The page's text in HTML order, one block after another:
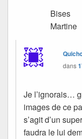
Bises
Martine
dans
Je l’ignorais…
images de ce
s’agit d’un
faudra le lui